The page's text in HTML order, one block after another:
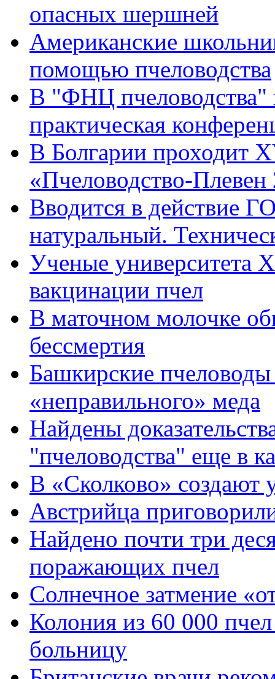
опасных шершней
Американские
помощью пчеловодства
В "ФНЦ пчеловодства"
практическая
В Болгарии проходит
«Пчеловодство-Плевен
Вводится в действие
натуральный.
Ученые университета
вакцинации пчел
В маточном молочке
бессмертия
Башкирские пчеловоды
«неправильного» меда
Найдены
"пчеловодства" еще в
В «Сколково»
Австрийца
Найдено почти три
поражающих пчел
Солнечное затмение
Колония из 60 000
больницу